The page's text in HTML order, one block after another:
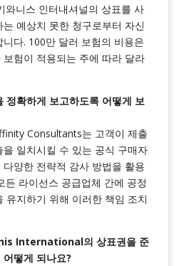
와니스 인터내셔널의 상표를 사
예상치 못한 청구로부터 자신
다. 100만 달러 보험의 비용은
험이 적용되는 주에 따라 달라
정확하게 보고하도록 어떻게 보
Consultants는 고객이 제출
일치시킬 수 있는 공식 구매자
양한 전략적 감사 방법을 활용
든 라이선스 공급업체 간에 공정
유지하기 위해 이러한 책임 조치
International의 상표권을 준
떻게 되나요?